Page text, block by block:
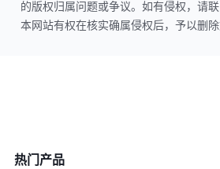
的版权归属问题或争议。如有侵权，请联
本网站有权在核实确属侵权后，予以删除
热门产品